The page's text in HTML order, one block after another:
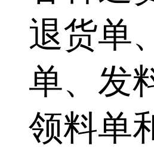
退货单
单、发
领料单